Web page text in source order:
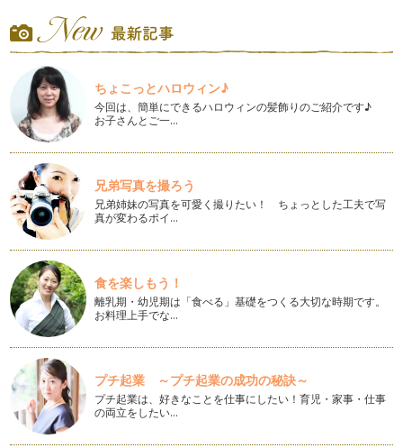
祇園祭り
コンコンチキチン、コンチキチン♪ ７月に入って京の町は祇園
祭りモード全開です。祇園…
たなばた（七夕・棚機）
むかしむかし、天の川のほとりに織姫という娘がいました。織
姫は機織りが大変上手で、…
日本人の美しい立ち居振る舞い
『江戸しぐさ』ってお聞きになったことありますか？ １０年
ほど前から公共広告機構が江…
能
能というと、堅苦しい、難しそう、眠ってしまいそう、敷居
が高…
着物事始め
着物っていいですよね。季節感を楽しんだり、礼節や遊び心を
盛り込んだり、母や祖母から受け継ぐ…
こどもの日
５月５日は『端午の節句』五月人形や兜を出し、鯉のぼりを立
て、菖蒲を飾り、柏餅やちまきを食べ…
ちょこっとハロウィン♪
今回は、簡単にできるハロウィンの髪飾りのご紹介です♪
お子さんとご一…
兄弟写真を撮ろう
兄弟姉妹の写真を可愛く撮りたい！ ちょっとした工夫で写
真が変わるポイ…
食を楽しもう！
離乳期・幼児期は「食べる」基礎をつくる大切な時期です。
お料理上手でな…
プチ起業 ～プチ起業の成功の秘訣～
プチ起業は、好きなことを仕事にしたい！育児・家事・仕事
の両立をしたい…